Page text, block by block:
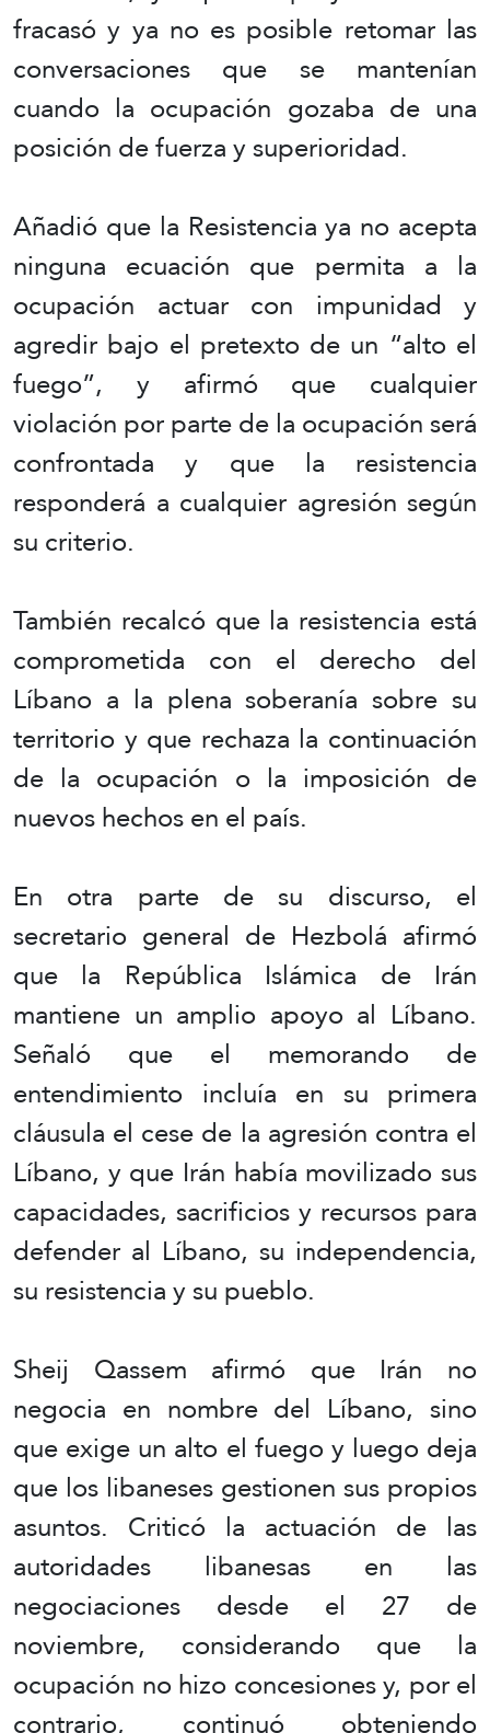
fracasó y ya no es posible retomar las
conversaciones que se mantenían
cuando la ocupación gozaba de una
posición de fuerza y superioridad.
Añadió que la Resistencia ya no acepta
ninguna ecuación que permita a la
ocupación actuar con impunidad y
agredir bajo el pretexto de un “alto el
fuego”, y afirmó que cualquier
violación por parte de la ocupación será
confrontada y que la resistencia
responderá a cualquier agresión según
su criterio.
También recalcó que la resistencia está
comprometida con el derecho del
Líbano a la plena soberanía sobre su
territorio y que rechaza la continuación
de la ocupación o la imposición de
nuevos hechos en el país.
En otra parte de su discurso, el
secretario general de Hezbolá afirmó
que la República Islámica de Irán
mantiene un amplio apoyo al Líbano.
Señaló que el memorando de
entendimiento incluía en su primera
cláusula el cese de la agresión contra el
Líbano, y que Irán había movilizado sus
capacidades, sacrificios y recursos para
defender al Líbano, su independencia,
su resistencia y su pueblo.
Sheij Qassem afirmó que Irán no
negocia en nombre del Líbano, sino
que exige un alto el fuego y luego deja
que los libaneses gestionen sus propios
asuntos. Criticó la actuación de las
autoridades libanesas en las
negociaciones desde el 27 de
noviembre, considerando que la
ocupación no hizo concesiones y, por el